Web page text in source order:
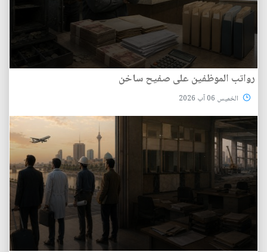
رواتب الموظفين على صفيح ساخن
الخميس 06 آب 2026